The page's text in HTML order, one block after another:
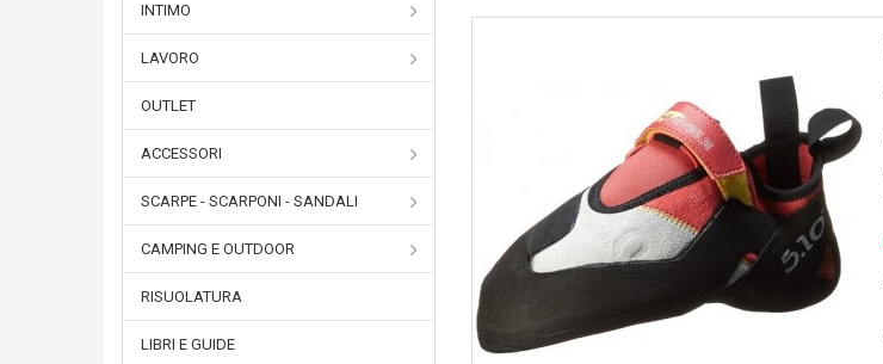
INTIMO
LAVORO
OUTLET
ACCESSORI
SCARPE - SCARPONI - SANDALI
CAMPING E OUTDOOR
RISUOLATURA
LIBRI E GUIDE